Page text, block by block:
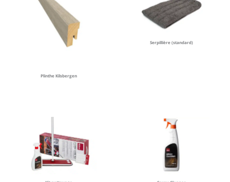
Plinthe Kilsbergen
Serpillière (standard)